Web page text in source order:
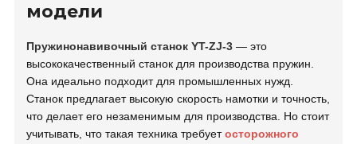
модели
Пружинонавивочный станок YT-ZJ-3 — это
высококачественный станок для производства пружин.
Она идеально подходит для промышленных нужд.
Станок предлагает высокую скорость намотки и точность,
что делает его незаменимым для производства. Но стоит
учитывать, что такая техника требуетосторожного